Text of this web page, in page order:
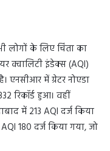
लोगों के लिए चिंता का
क्वालिटी इंडेक्स (AQI)
एनसीआर में ग्रेटर नोएडा
रिकॉर्ड हुआ। वहीं
में 213 AQI दर्ज किया
180 दर्ज किया गया, जो